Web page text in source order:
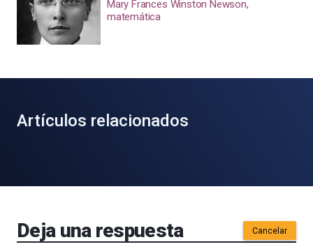
Mary Frances Winston Newson,
matemática
Artículos relacionados
Deja una respuesta Cancelar